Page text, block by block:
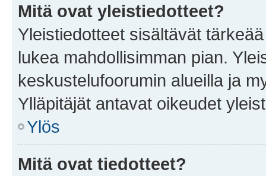
Mitä ovat yleistiedotteet?
Yleistiedotteet sisältävät
lukea mahdollisimman pian.
keskustelufoorumin alueilla ja
Ylläpitäjät antavat oikeudet
Ylös
Mitä ovat tiedotteet?